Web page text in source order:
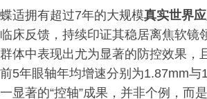
蝶适拥有超过7年的大规模真实世界
临床反馈，持续印证其稳居离焦软镜
群体中表现出尤为显著的防控效果，
前5年眼轴年均增速分别为1.87mm
一显著的“控轴”成果，并非个例，而是